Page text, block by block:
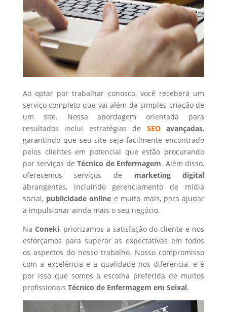
Ao optar por trabalhar conosco, você receberá um
serviço completo que vai além da simples criação de
um site. Nossa abordagem orientada para
resultados inclui estratégias de SEOavançadas,
garantindo que seu site seja facilmente encontrado
pelos clientes em potencial que estão procurando
por serviços deTécnico de Enfermagem. Além disso,
oferecemos serviços de marketing digital
abrangentes, incluindo gerenciamento de mídia
social, publicidade online e muito mais, para ajudar
a impulsionar ainda mais o seu negócio.
Na Coneki, priorizamos a satisfação do cliente e nos
esforçamos para superar as expectativas em todos
os aspectos do nosso trabalho. Nosso compromisso
com a excelência e a qualidade nos diferencia, e é
por isso que somos a escolha preferida de muitos
profissionais Técnico de Enfermagem em Seixal.